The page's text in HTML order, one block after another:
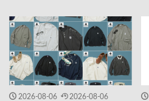
2026-08-06 2026-08-06